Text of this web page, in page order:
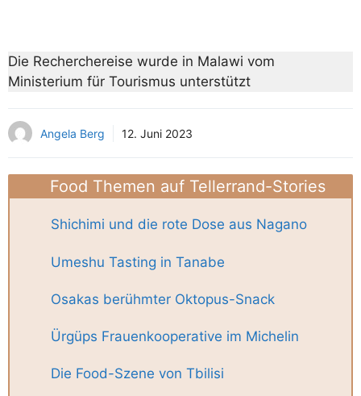
Die Recherchereise wurde in Malawi vom
Ministerium für Tourismus unterstützt
Angela Berg 12. Juni 2023
Food Themen auf Tellerrand-Stories
Shichimi und die rote Dose aus Nagano
Umeshu Tasting in Tanabe
Osakas berühmter Oktopus-Snack
Ürgüps Frauenkooperative im Michelin
Die Food-Szene von Tbilisi